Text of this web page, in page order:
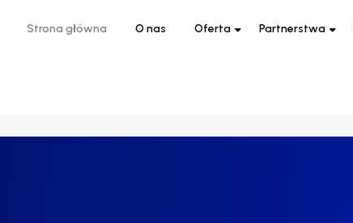
Strona główna O nas Oferta Partnerstwa